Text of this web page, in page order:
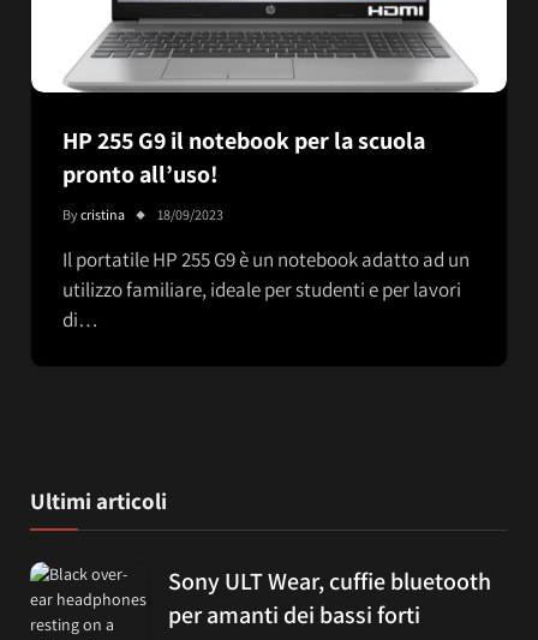
HP 255 G9 il notebook per la scuola
pronto all’uso!
Bycristina 18/09/2023
Il portatile HP 255 G9 è un notebook adatto ad un
utilizzo familiare, ideale per studenti e per lavori
di…
Ultimi articoli
Sony ULT Wear, cuffie bluetooth
per amanti dei bassi forti